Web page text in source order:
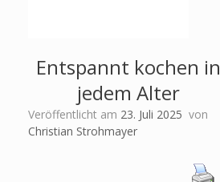
Entspannt kochen in
jedem Alter
Veröffentlicht am 23. Juli 2025 von
Christian Strohmayer